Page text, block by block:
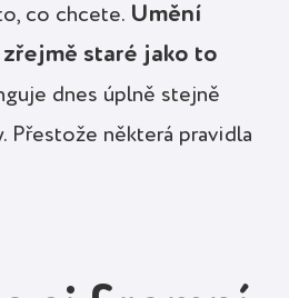
co chcete. Umění
staré jako to
dnes úplně stejně
Přestože některá pravidla